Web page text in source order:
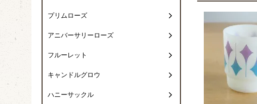
プリムローズ
アニバーサリーローズ
フルーレット
キャンドルグロウ
ハニーサックル